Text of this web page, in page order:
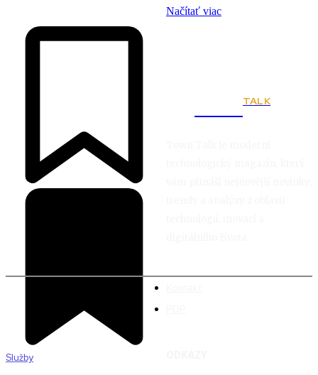
Služby
Načítať viac
TALK